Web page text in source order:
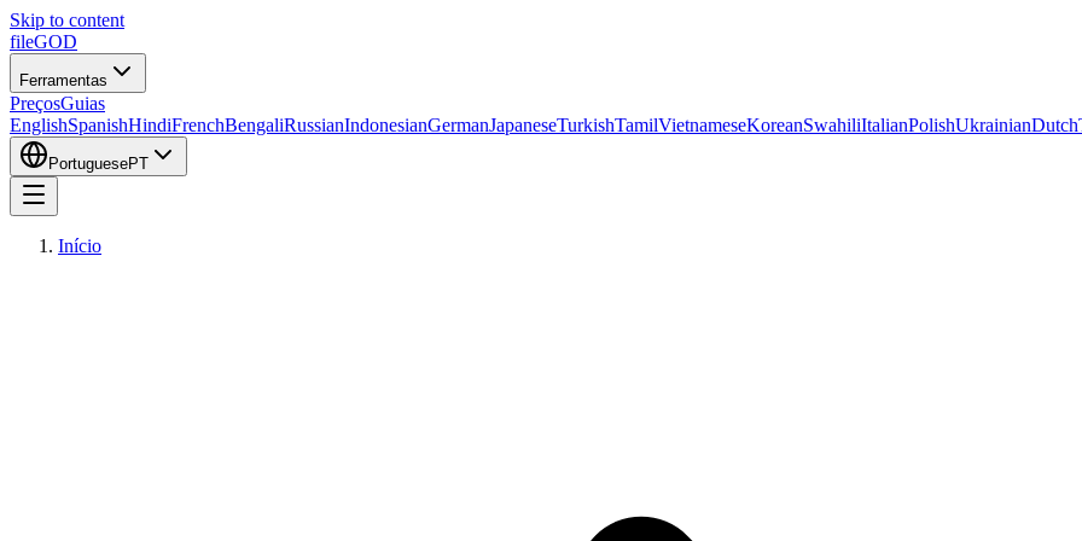
Skip to content
fileGOD
Ferramentas
PreçosGuias
EnglishSpanishHindiFrenchBengaliRussianIndonesianGermanJapaneseTurkishTamilVietnameseKoreanSwahiliItalianPolishUkrainianDutch
PortuguesePT
Início